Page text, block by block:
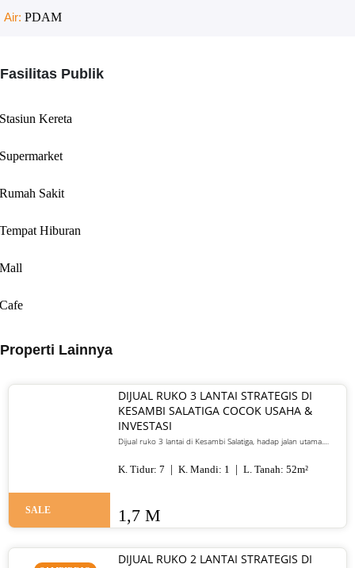
Air: PDAM
Fasilitas Publik
Stasiun Kereta
Supermarket
Rumah Sakit
Tempat Hiburan
Mall
Cafe
Properti Lainnya
SALE
DIJUAL RUKO 3 LANTAI STRATEGIS DI
KESAMBI SALATIGA COCOK USAHA &
INVESTASI
Dijual ruko 3 lantai di Kesambi Salatiga, hadap jalan utama.
nego.
K. Tidur: 7 K. Mandi: 1 L. Tanah: 52m²
1,7 M
DIJUAL RUKO 2 LANTAI STRATEGIS DI